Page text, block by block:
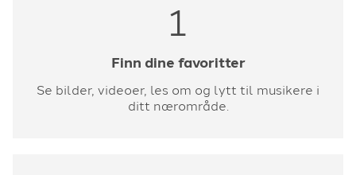
1
Finn dine favoritter
Se bilder, videoer, les om og lytt til musikere i
ditt nærområde.